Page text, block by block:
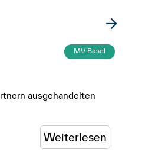
MV Basel
ausgehandelten
Weiterlesen